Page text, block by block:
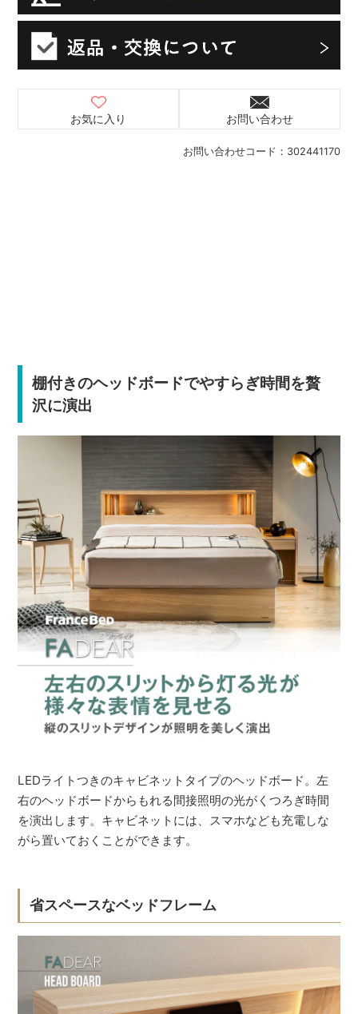
お問い合わせコード： 302441170
お気に入り お問い合わせ
棚付きのヘッドボードでやすらぎ時間を贅
沢に演出
LEDライトつきのキャビネットタイプのヘッドボード。左
右のヘッドボードからもれる間接照明の光がくつろぎ時間
を演出します。キャビネットには、スマホなども充電しな
がら置いておくことができます。
省スペースなベッドフレーム